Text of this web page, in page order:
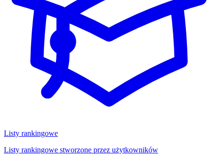
Listy rankingowe
Listy rankingowe stworzone przez użytkowników